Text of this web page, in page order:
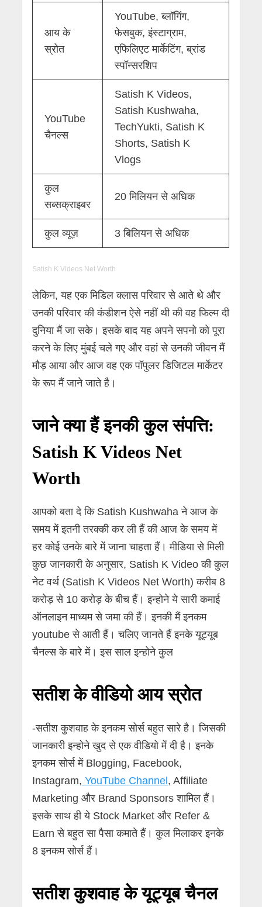
आय के
स्रोत
YouTube, ब्लॉगिंग,
फेसबुक, इंस्टाग्राम,
एफिलिएट मार्केटिंग, ब्रांड
स्पॉन्सरशिप
YouTube
चैनल्स
Satish K Videos,
Satish Kushwaha,
TechYukti, Satish K
Shorts, Satish K
Vlogs
कुल
सब्सक्राइबर
20 मिलियन से अधिक
कुल व्यूज़ 3 बिलियन से अधिक
Satish K Videos Net Worth
लेकिन, यह एक मिडिल क्लास परिवार से आते थे और
उनकी परिवार की कंडीशन ऐसे नहीं थी की वह फिल्म दी
दुनिया मैं जा सके। इसके बाद यह अपने सपनो को पूरा
करने के लिए मुंबई चले गए और वहां से उनकी जीवन मैं
मौड़ आया और आज वह एक पॉपुलर डिजिटल मार्केटर
के रूप मैं जाने जाते है।
जाने क्या हैं इनकी कुल संपत्ति:
Satish K Videos Net
Worth
आपको बता दे कि Satish Kushwaha ने आज के
समय में इतनी तरक्की कर ली हैं की आज के समय में
हर कोई उनके बारे में जाना चाहता हैं। मीडिया से मिली
कुछ जानकारी के अनुसार, Satish K Video की कुल
नेट वर्थ (Satish K Videos Net Worth) करीब 8
करोड़ से 10 करोड़ के बीच हैं। इन्होने ये सारी कमाई
ऑनलाइन माध्यम से जमा की हैं। इनकी मैं इनकम
youtube से आती हैं। चलिए जानते हैं इनके यूट्यूब
चैनल्स के बारे में। इस साल इन्होने कुल
सतीश के वीडियो आय स्रोत
-सतीश कुशवाह के इनकम सोर्स बहुत सारे है। जिसकी
जानकारी इन्होने खुद से एक वीडियो में दी है। इनके
इनकम सोर्स में Blogging, Facebook,
Instagram, YouTube Channel, Affiliate
Marketing और Brand Sponsors शामिल हैं।
इसके साथ ही ये Stock Market और Refer &
Earn से बहुत सा पैसा कमाते हैं। कुल मिलाकर इनके
8 इनकम सोर्स हैं।
सतीश कुशवाह के यूट्यूब चैनल